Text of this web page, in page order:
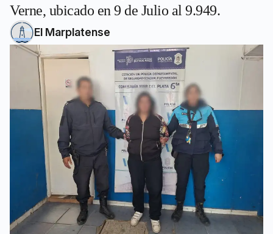
Verne, ubicado en 9 de Julio al 9.949.
El Marplatense